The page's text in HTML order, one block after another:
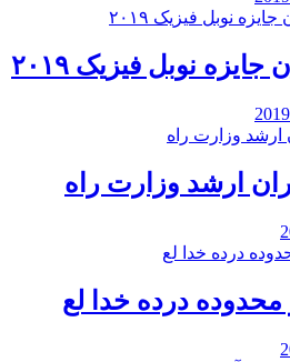
جایزه نوبل فیزیک ۲۰۱۹
ارشد وزارت راه
درده خدا لع